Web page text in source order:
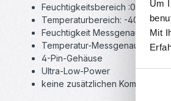
Um
Mit
Feuchtigkeitsbereich :0-100%
Temperaturbereich: -40 ~ 80 ℃
Feuchtigkeit Messgenauigkeit:
Temperatur-Messgenauigkeit:
4-Pin-Gehäuse
Ultra-Low-Power
keine zusätzlichen Komponenten